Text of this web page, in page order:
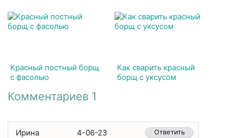
Красный постный борщ
с фасолью
Как сварить красный
борщ с уксусом
Комментариев 1
Ирина 4-06-23 Ответить